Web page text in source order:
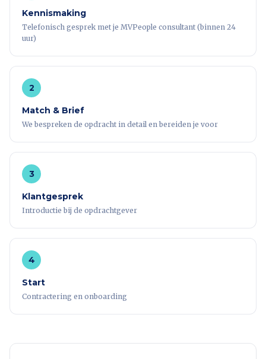
Kennismaking
Telefonisch gesprek met je MVPeople consultant (binnen 24
uur)
2
Match & Brief
We bespreken de opdracht in detail en bereiden je voor
3
Klantgesprek
Introductie bij de opdrachtgever
4
Start
Contractering en onboarding